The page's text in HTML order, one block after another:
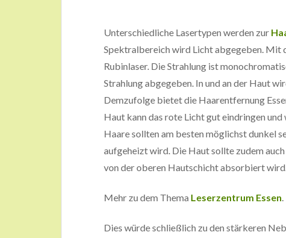
Unterschiedliche Lasertypen werden zur
Spektralbereich wird Licht abgegeben. Mit
Rubinlaser. Die Strahlung ist
Strahlung abgegeben. In und an der Haut
Demzufolge bietet die Haarentfernung
Haut kann das rote Licht gut eindringen
Haare sollten am besten möglichst dunkel
aufgeheizt wird. Die Haut sollte zudem
von der oberen Hautschicht absorbiert
Mehr zu dem Thema Leserzentrum Essen.
Dies würde schließlich zu den stärkeren